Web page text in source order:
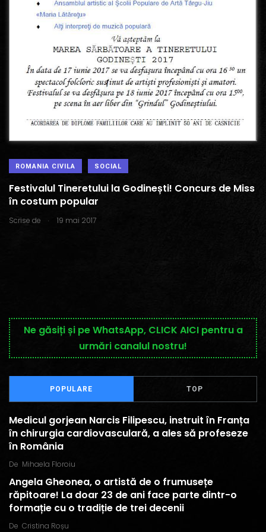
ROMANIA CIVILA SOCIAL
Festivalul Tineretului la Godinești! Concurs de Miss
în costum popular
Scrise de . 19 mai 2017
Ne găsiți și pe WhatsApp, CLICK AICI pentru a
urmări canalul nostru!
POPULARE TOP
Medicul gorjean Narcis Filipescu, instruit în Franța
în chirurgia cardiovasculară, a ales să profeseze
în România
De Mihaela Floroiu
Angela Gheonea, o artistă de o frumusețe
răpitoare! La doar 23 de ani face parte dintr-o
formație cu o tradiție de trei decenii
De Cristina Roșu